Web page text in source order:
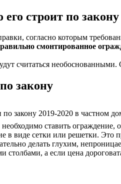
строит по закону
согласно которым
смонтированное
считаться
закону
закону 2019-2020 в частном
ставить
в виде сетки или решетки.
делать глухим,
а если цена